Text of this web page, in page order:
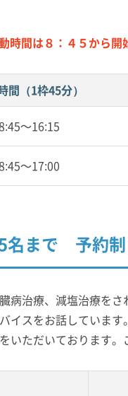
間は８：４５から開
間（1枠45分）
～16:15
～17:00
名まで 予約制
病治療、減塩治療を
イスをお話していま
いただいております